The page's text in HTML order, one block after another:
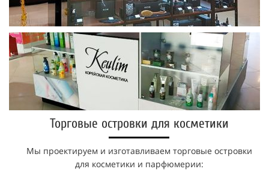
Торговые островки для косметики
Мы проектируем и изготавливаем торговые островки
для косметики и парфюмерии: